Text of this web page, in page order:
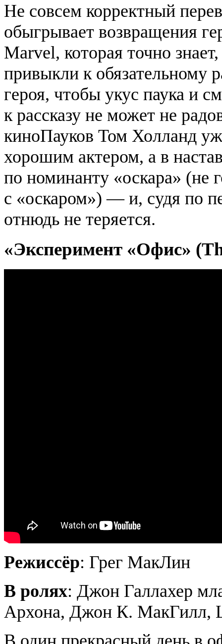
Не совсем корректный
обыгрывает возвращения
Marvel, которая точно
привыкли к обязательному
героя, чтобы укус паука и
к рассказу не может не
киноПауков Том Холланд
хорошим актером, а в
по номинанту «оскара» (не
с «оскаром») — и, судя по
отнюдь не теряется.
«Эксперимент «Офис»
Режиссёр: Грег МакЛин
В ролях: Джон Галлахер
Архона, Джон К. МакГилл,